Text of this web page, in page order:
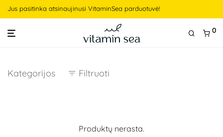
Jus pasitinka atsinaujinusi VitaminSea parduotuvė!
0
Kategorijos Filtruoti
Produktų nerasta.